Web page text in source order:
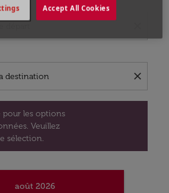
close
pour les options
Veuillez
sélection.
août 2026
Accept All Cookies